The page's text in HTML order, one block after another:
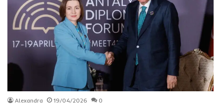
Alexandra 19/04/2026 0